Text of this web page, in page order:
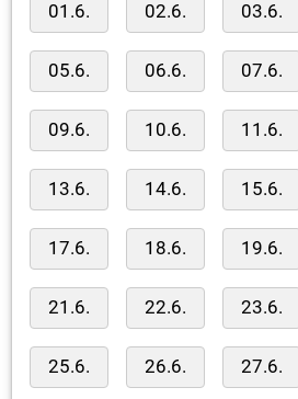
01.6. 02.6. 03.6.
05.6. 06.6. 07.6.
09.6. 10.6. 11.6.
13.6. 14.6. 15.6.
17.6. 18.6. 19.6.
21.6. 22.6. 23.6.
25.6. 26.6. 27.6.